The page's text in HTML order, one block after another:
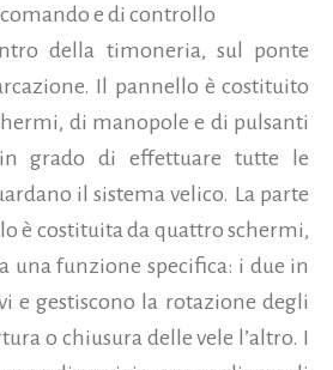
e di controllo
della timoneria, sul ponte
Il pannello è costituito
di manopole e di pulsanti
grado di effettuare tutte le
il sistema velico. La parte
è costituita da quattro schermi,
una funzione specifica: i due in
e gestiscono la rotazione degli
o chiusura delle vele l’altro. I